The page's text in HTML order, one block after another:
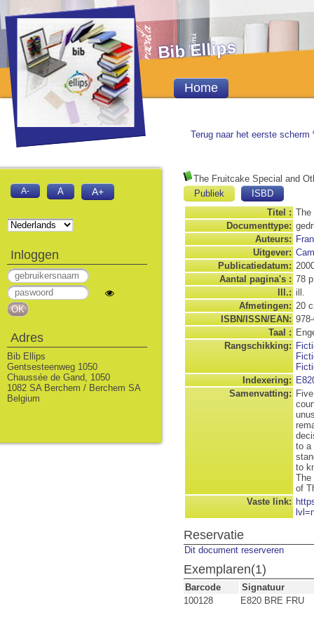
Terug naar het eerste scherm
The Fruitcake Special and
Publiek
ISBD
Titel : The
Documenttype:
Auteurs:
Uitgever:
Publicatiedatum:
Aantal pagina's : 78
Ill.: ill.
Afmetingen: 20
ISBN/ISSN/EAN:
Taal :
Rangschikking:
Indexering:
Samenvatting:
to a
to
The
of
Vaste link:
Reservatie
Dit document reserveren
Exemplaren(1)
Barcode
Signatuur
100128
E820 BRE FRU
Bib Ellips
Home
A- A A+
Inloggen
Adres
Bib Ellips
Gentsesteenweg 1050
Chaussée de Gand, 1050
1082 SA Berchem / Berchem SA
Belgium